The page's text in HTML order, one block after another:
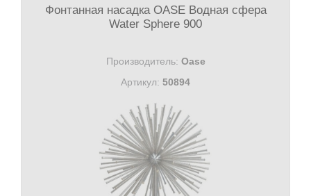
Фонтанная насадка OASE Водная сфера
Water Sphere 900
Производитель: Oase
Артикул: 50894